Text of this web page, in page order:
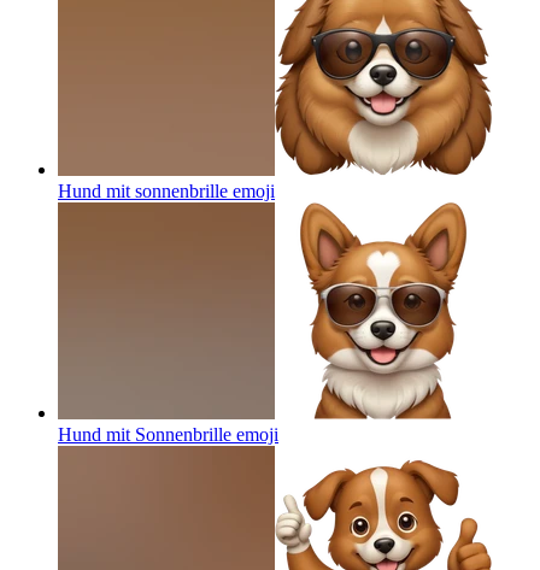
Hund mit sonnenbrille emoji
Hund mit Sonnenbrille emoji